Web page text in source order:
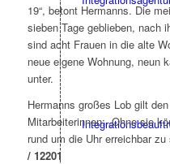
19“, betont Hermanns. Die
sieben Tage geblieben, nach
sind acht Frauen in die alte
neue eigene Wohnung, neun
unter.
Hermanns großes Lob gilt
Mitarbeiterinnen: „Ohne sie
rund um die Uhr erreichbar zu
/ 12201